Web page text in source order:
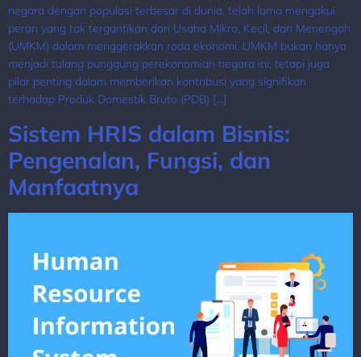
negara dengan populasi terbesar di dunia, telah lama mengakui
peran yang tak tergantikan dari Usaha Mikro, Kecil, dan Menengah
(UMKM) dalam menggerakkan roda ekonomi. UMKM bukan hanya
menjadi tulang punggung perekonomian negara ini, tetapi juga
pilar penting dalam memberikan kontribusi yang signifikan
terhadap Produk Domestik Bruto (PDB) […]
Sistem HRIS dalam Bisnis:
Pengenalan, Fungsi, dan
Manfaatnya